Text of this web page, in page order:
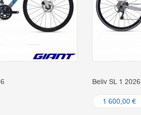
Beliv SL 1 2026
1 600,00 €